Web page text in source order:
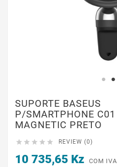
SUPORTE BASEUS
P/SMARTPHONE C01
MAGNETIC PRETO
     REVIEW (0)
10 735,65 Kz COM IVA